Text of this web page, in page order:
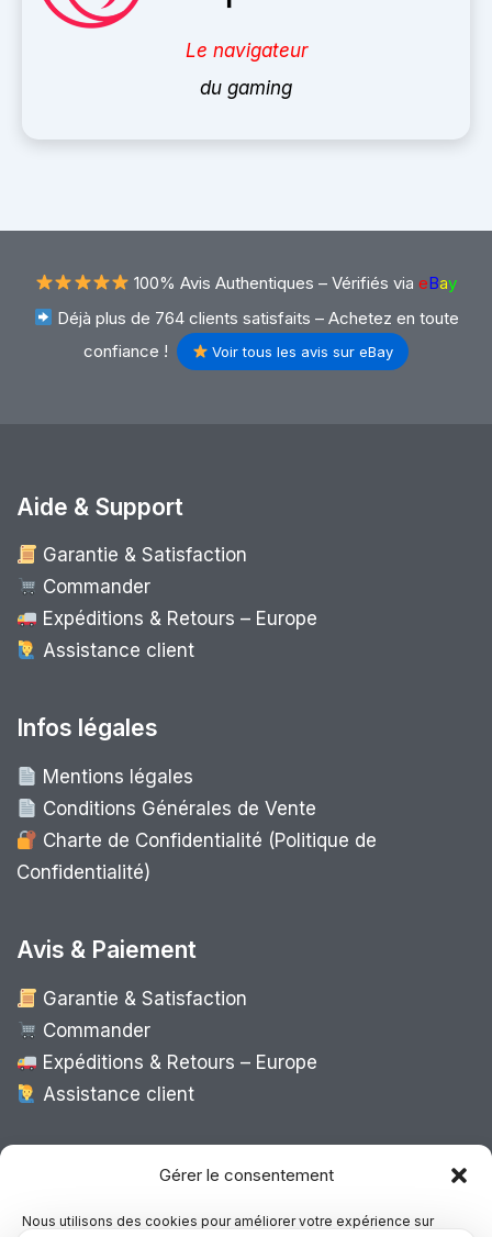
Gérer le consentement
Nous utilisons des cookies pour améliorer votre expérience sur
Le navigateur
du gaming
100% Avis Authentiques – Vérifiés via eBay
Déjà plus de 764 clients satisfaits – Achetez en toute
confiance !
Voir tous les avis sur eBay
Aide & Support
Garantie & Satisfaction
Commander
Expéditions & Retours – Europe
Assistance client
Infos légales
Mentions légales
Conditions Générales de Vente
Charte de Confidentialité (Politique de
Confidentialité)
Avis & Paiement
Garantie & Satisfaction
Commander
Expéditions & Retours – Europe
Assistance client
Expédition Europe